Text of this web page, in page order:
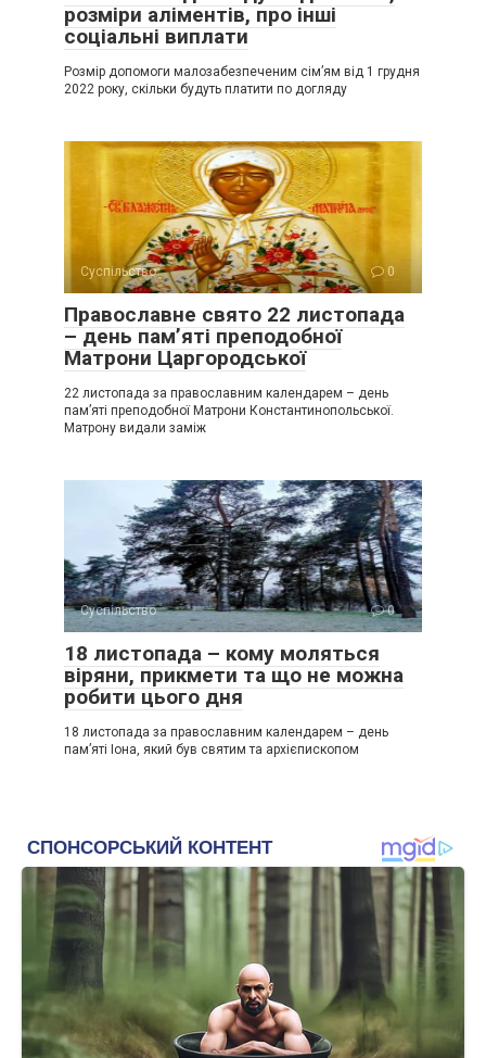
розміри аліментів, про інші
соціальні виплати
Розмір допомоги малозабезпеченим сім’ям від 1 грудня
2022 року, скільки будуть платити по догляду
Суспільство 0
Православне свято 22 листопада
– день пам’яті преподобної
Матрони Царгородської
22 листопада за православним календарем – день
пам’яті преподобної Матрони Константинопольської.
Матрону видали заміж
Суспільство 0
18 листопада – кому моляться
віряни, прикмети та що не можна
робити цього дня
18 листопада за православним календарем – день
пам’яті Іона, який був святим та архієпископом